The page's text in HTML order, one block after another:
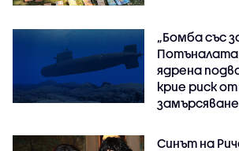
„Бомба със
ядрена
крие риск
Синът на